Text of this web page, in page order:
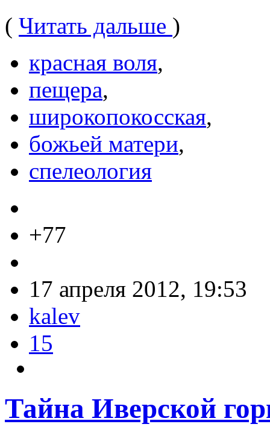
( Читать дальше )
красная воля,
пещера,
широкопокосская,
божьей матери,
спелеология
+77
17 апреля 2012, 19:53
kalev
15
Тайна Иверской